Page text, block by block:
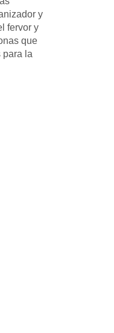
y
fervor y
que
para la